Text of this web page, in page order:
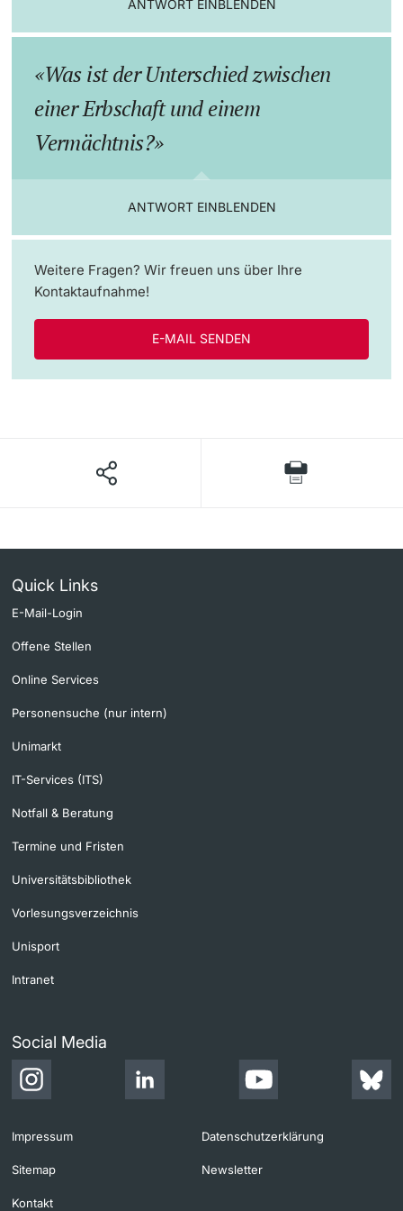
Dozierende
weitere Informationen
KI-Initiative
Notfall & Beratung
ANTWORT EINBLENDEN
Was ist der Unterschied zwischen
einer Erbschaft und einem
Vermächtnis?
ANTWORT EINBLENDEN
Weitere Fragen? Wir freuen uns über Ihre
Kontaktaufnahme!
E-MAIL SENDEN
Quick Links
E-Mail-Login
Offene Stellen
Online Services
Personensuche (nur intern)
Unimarkt
IT-Services (ITS)
Notfall & Beratung
Termine und Fristen
Universitätsbibliothek
Vorlesungsverzeichnis
Unisport
Intranet
Social Media
Impressum Datenschutzerklärung
Sitemap Newsletter
Kontakt